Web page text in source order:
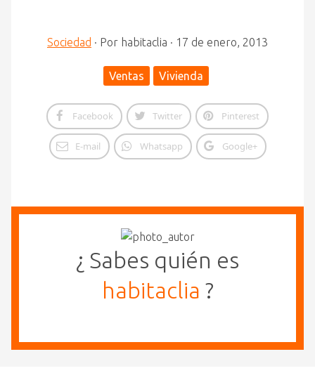
Sociedad · Por habitaclia · 17 de enero, 2013
Ventas Vivienda
Facebook Twitter Pinterest
E-mail Whatsapp Google+
¿ Sabes quién es
habitaclia ?